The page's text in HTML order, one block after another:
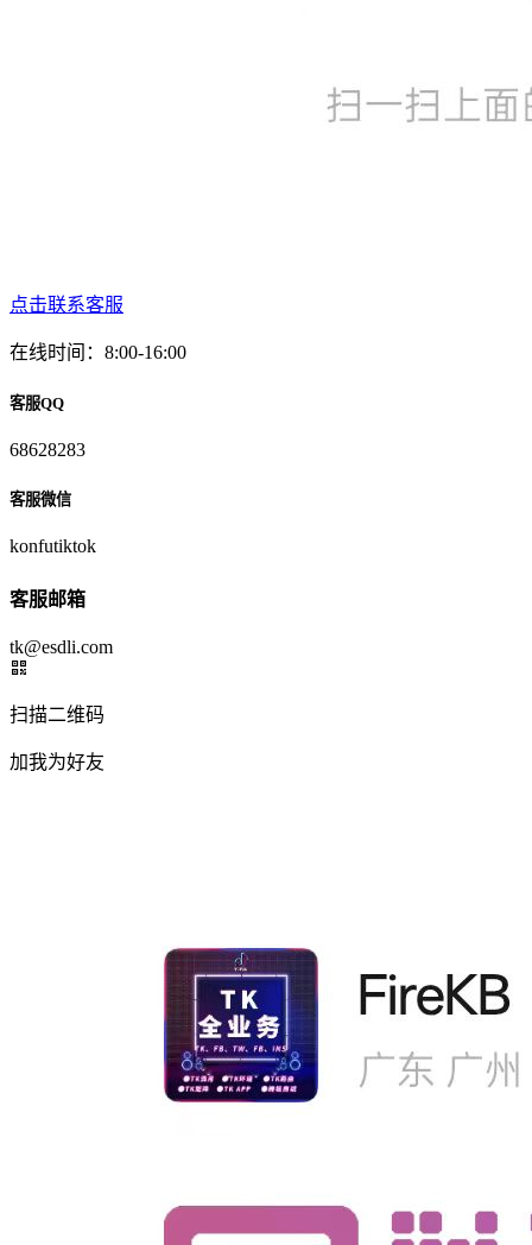
点击联系客服
在线时间：8:00-16:00
客服QQ
68628283
客服微信
konfutiktok
客服邮箱
tk@esdli.com
扫描二维码
加我为好友